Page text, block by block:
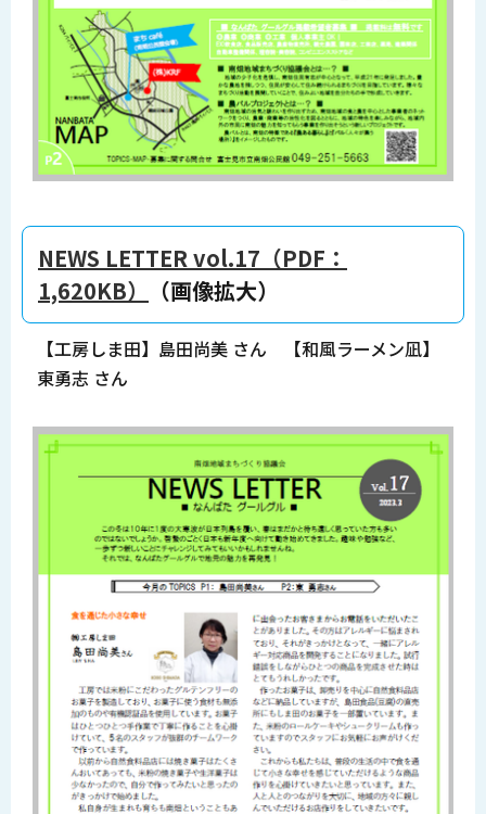
NEWS LETTER vol.17（PDF：
1,620KB）
（画像拡大）
【工房しま田】島田尚美 さん 【和風ラーメン凪】
東勇志 さん